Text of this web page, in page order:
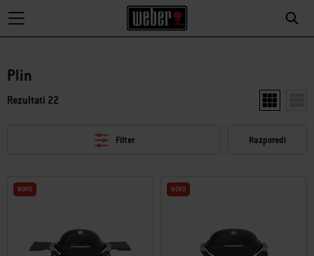
Plin
Rezultati 22 Prikaži dva
Filter Razporedi
NOVO NOVO